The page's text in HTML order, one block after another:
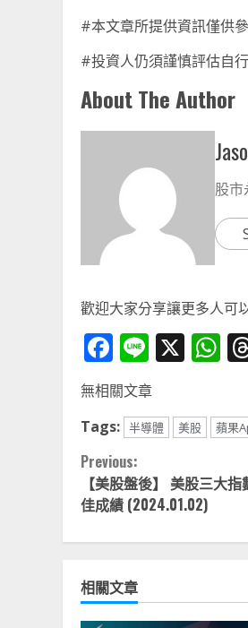
#本文章所提供資訊僅供
#投資人仍須謹慎評估自
About The Author
股市
歡迎大家分享讓更多人可
Facebook
Line
X
無相關文章
Tags: 半導體 美股 蘋果
Continue
Reading
Previous:
【美股盤後】 美股三大
佳成績 (2024.01.02)
相關文章